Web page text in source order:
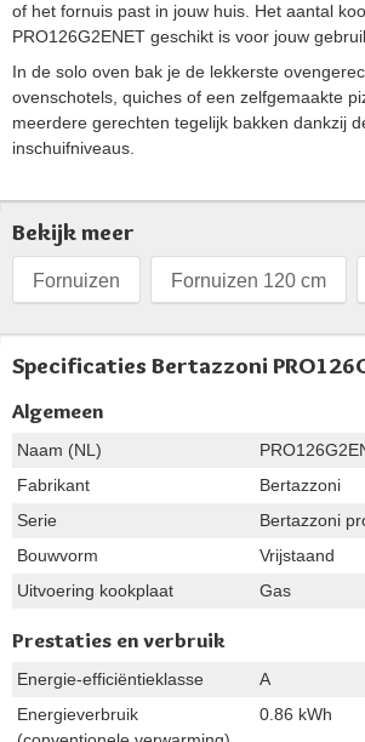
of het fornuis past in jouw huis. Het aantal
PRO126G2ENET geschikt is voor jouw
In de solo oven bak je de lekkerste
ovenschotels, quiches of een zelfgemaakte
meerdere gerechten tegelijk bakken dankzij
inschuifniveaus.
Bekijk meer
Fornuizen Fornuizen 120 cm
Specificaties Bertazzoni
Algemeen
Naam (NL)
Fabrikant
Bertazzoni
Serie
Bertazzoni
Bouwvorm
Vrijstaand
Uitvoering kookplaat
Gas
Prestaties en verbruik
Energie-efficiëntieklasse
A
Energieverbruik
0.86 kWh